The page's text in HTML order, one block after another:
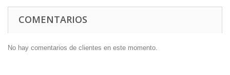
COMENTARIOS
No hay comentarios de clientes en este momento.